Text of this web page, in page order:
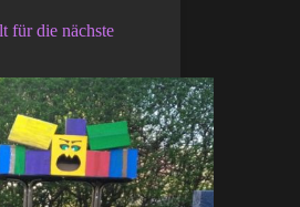
für die nächste